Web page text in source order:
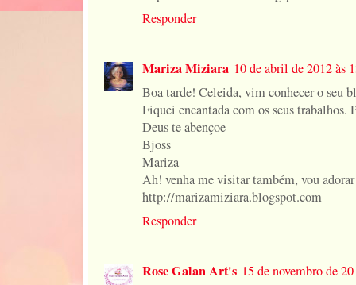
Responder
Mariza Miziara 10 de abril de 2012 às
Boa tarde! Celeida, vim conhecer o seu
Fiquei encantada com os seus trabalhos.
Deus te abençoe
Bjoss
Mariza
Ah! venha me visitar também, vou
http://marizamiziara.blogspot.com
Responder
Rose Galan Art's 15 de novembro de